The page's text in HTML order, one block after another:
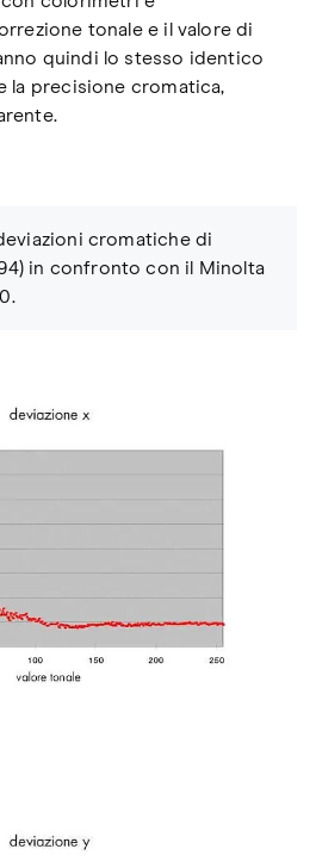
tonale e il valore di
quindi lo stesso identico
la precisione cromatica,
cromatiche di
in confronto con il Minolta